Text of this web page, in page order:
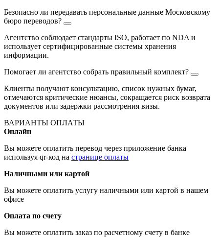
Безопасно ли передавать персональные данные Московскому
бюро переводов?
Агентство соблюдает стандарты ISO, работает по NDA и
использует сертифицированные системы хранения
информации.
Помогает ли агентство собрать правильный комплект?
Клиенты получают консультацию, список нужных бумаг,
отмечаются критические нюансы, сокращается риск возврата
документов или задержки рассмотрения визы.
ВАРИАНТЫ ОПЛАТЫ
Онлайн
Вы можете оплатить перевод через приложение банка
используя qr-код на странице оплаты
Наличными или картой
Вы можете оплатить услугу наличными или картой в нашем
офисе
Оплата по счету
Вы можете оплатить заказ по расчетному счету в банке